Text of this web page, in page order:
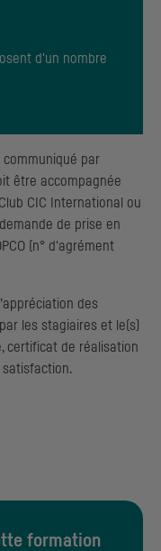
d'un nombre
communiqué par
être accompagnée
CIC International ou
de prise en
(n° d'agrément
des
les stagiaires et le(s)
certificat de réalisation
satisfaction.
formation